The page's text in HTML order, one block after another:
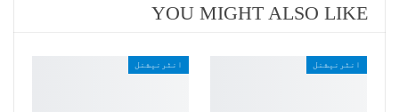
YOU MIGHT ALSO LIKE
انٹرنیشنل انٹرنیشنل